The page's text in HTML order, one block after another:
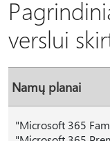
verslui
Namų planai
"Microsoft 365